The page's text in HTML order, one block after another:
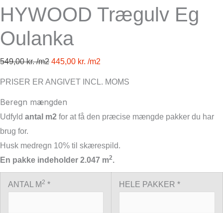
HYWOOD Trægulv Eg
Oulanka
549,00kr. 445,00 kr.
PRISER ER ANGIVET INCL. MOMS
Beregn mængden
Udfyld antal m2 for at få den præcise mængde pakker du har
brug for.
Husk medregn 10% til skærespild.
En pakke indeholder 2.047 m2.
ANTAL M 2 * HELE PAKKER *